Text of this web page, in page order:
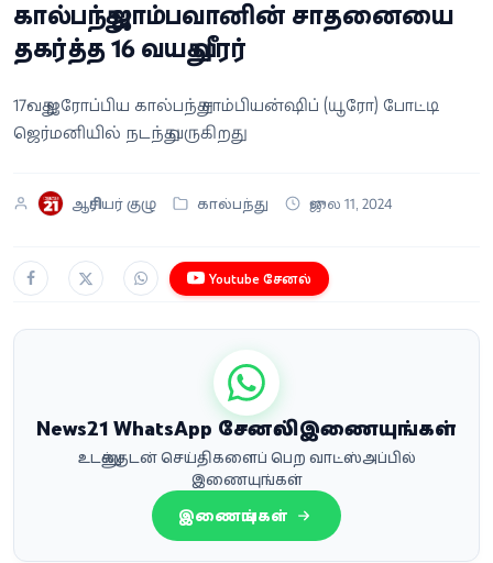
வீடியோ
கட்டுரை
வெப்ஸ்டோரி
தமிழ்
கால்பந்து ஜாம்பவானின் சாதனையை
தகர்த்த 16 வயது வீரர்
17-வது ஐரோப்பிய கால்பந்து சாம்பியன்ஷிப் (யூரோ) போட்டி
ஜெர்மனியில் நடந்து வருகிறது.
ஆசிரியர் குழு கால்பந்து ஜுலை 11, 2024
Youtube சேனல்
News21 WhatsApp சேனலில் இணையுங்கள்
உடனுக்குடன் செய்திகளைப் பெற வாட்ஸ்அப்பில்
இணையுங்கள்
இணையுங்கள்